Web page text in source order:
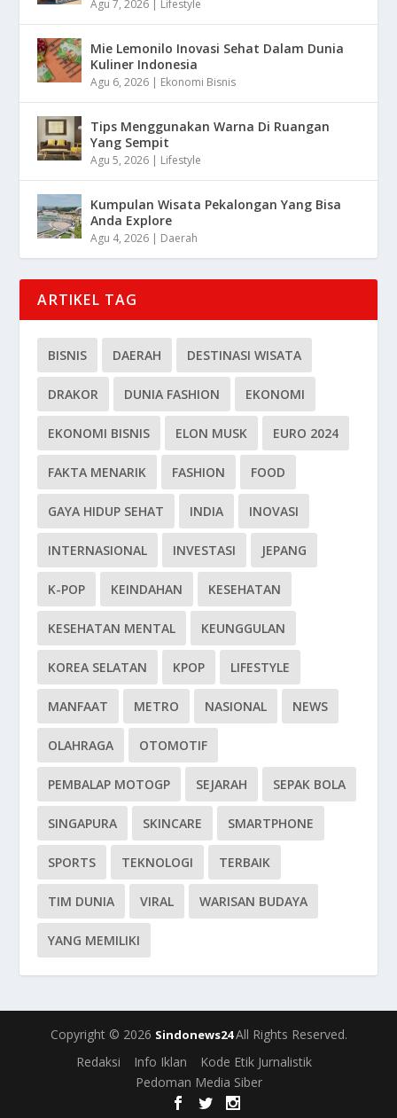
Agu 7, 2026 | Lifestyle
Mie Lemonilo Inovasi Sehat Dalam Dunia
Kuliner Indonesia
Agu 6, 2026 | Ekonomi Bisnis
Tips Menggunakan Warna Di Ruangan
Yang Sempit
Agu 5, 2026 | Lifestyle
Kumpulan Wisata Pekalongan Yang Bisa
Anda Explore
Agu 4, 2026 | Daerah
ARTIKEL TAG
BISNIS DAERAH DESTINASI WISATA
DRAKOR DUNIA FASHION EKONOMI
EKONOMI BISNIS ELON MUSK EURO 2024
FAKTA MENARIK FASHION FOOD
GAYA HIDUP SEHAT INDIA INOVASI
INTERNASIONAL INVESTASI JEPANG
K-POP KEINDAHAN KESEHATAN
KESEHATAN MENTAL KEUNGGULAN
KOREA SELATAN KPOP LIFESTYLE
MANFAAT METRO NASIONAL NEWS
OLAHRAGA OTOMOTIF
PEMBALAP MOTOGP SEJARAH SEPAK BOLA
SINGAPURA SKINCARE SMARTPHONE
SPORTS TEKNOLOGI TERBAIK
TIM DUNIA VIRAL WARISAN BUDAYA
YANG MEMILIKI
Copyright © 2026 Sindonews24All Rights Reserved.
Redaksi
Info Iklan
Kode Etik Jurnalistik
Pedoman Media Siber